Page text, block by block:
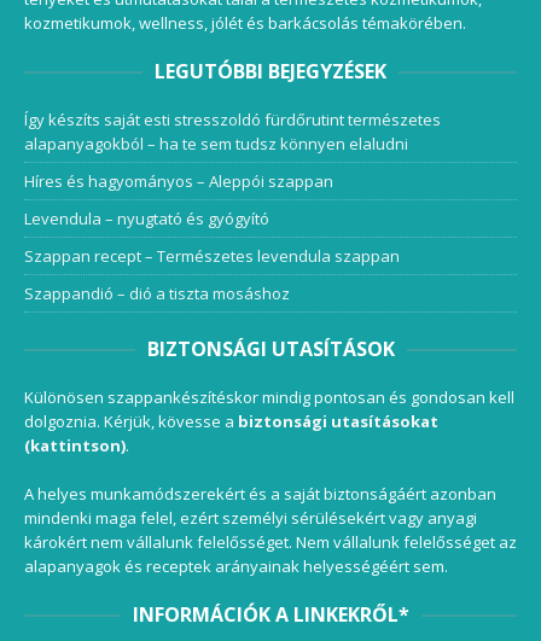
kozmetikumok, wellness, jólét és barkácsolás témakörében.
LEGUTÓBBI BEJEGYZÉSEK
Így készíts saját esti stresszoldó fürdőrutint természetes
alapanyagokból – ha te sem tudsz könnyen elaludni
Híres és hagyományos – Aleppói szappan
Levendula – nyugtató és gyógyító
Szappan recept – Természetes levendula szappan
Szappandió – dió a tiszta mosáshoz
BIZTONSÁGI UTASÍTÁSOK
Különösen szappankészítéskor mindig pontosan és gondosan kell
dolgoznia. Kérjük, kövesse a biztonsági utasításokat
(kattintson).
A helyes munkamódszerekért és a saját biztonságáért azonban
mindenki maga felel, ezért személyi sérülésekért vagy anyagi
károkért nem vállalunk felelősséget. Nem vállalunk felelősséget az
alapanyagok és receptek arányainak helyességéért sem.
INFORMÁCIÓK A LINKEKRŐL*